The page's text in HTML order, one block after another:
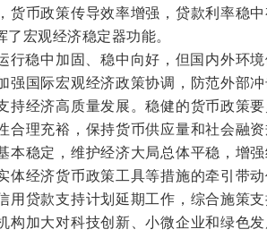
货币政策传导效率增强，贷款利率稳
宏观经济稳定器功能。
行稳中加固、稳中向好，但国内外环
强国际宏观经济政策协调，防范外部
持经济高质量发展。稳健的货币政策
合理充裕，保持货币供应量和社会融
本稳定，维护经济大局总体平稳，增
体经济货币政策工具等措施的牵引带
用贷款支持计划延期工作，综合施策
构加大对科技创新、小微企业和绿色